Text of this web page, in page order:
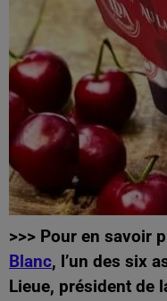
>>> Pour en savoir
Blanc, l’un des six
Lieue, président de